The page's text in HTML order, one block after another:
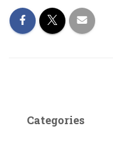
Categories